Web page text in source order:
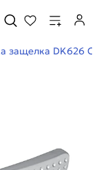
защелка DK626